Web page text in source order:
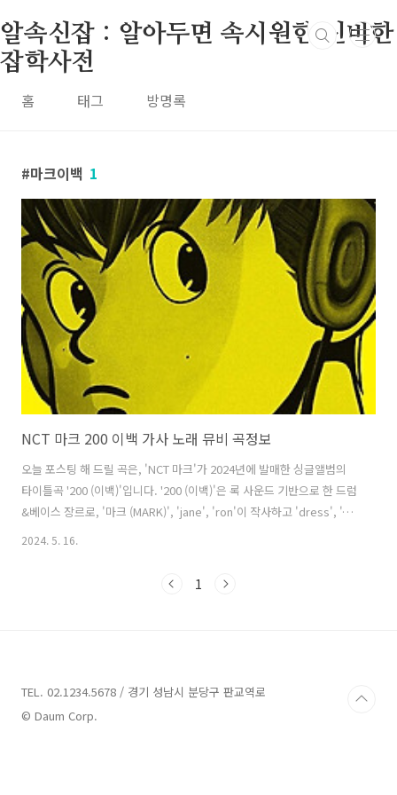
알속신잡 : 알아두면 속시원한 신비한
잡학사전
홈 태그 방명록
마크이백 1
NCT 마크 200 이백 가사 노래 뮤비 곡정보
오늘 포스팅 해 드릴 곡은, 'NCT 마크'가 2024년에 발매한 싱글앨범의
타이틀곡 '200 (이백)'입니다. '200 (이백)'은 록 사운드 기반으로 한 드럼
&베이스 장르로, '마크 (MARK)', 'jane', 'ron'이 작사하고 'dress', '마
크 (MARK)', 'Sion', 'Olmos'가 작곡했습니다. 서정적인 멜로디와
면서도 빠른 BPM의 드럼과 신스 베이스 위로 더해지는 속도감 있는 랩이
2024. 5. 16.
1
TEL. 02.1234.5678 / 경기 성남시 분당구 판교역로
© Daum Corp.